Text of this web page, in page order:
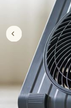
寝具・ベッド
カーテン・ラグ
美容・健康・サ
制服・スクールす
制服・学生服
ジュニア・ティ
大きいサイズ
大きいサイズ通販
大きいサイズ レ
大きいサイズ レ
バーゲン
バーゲンセール
シークレットセー
詳細検索
商品カテゴリ一
カーテン・ラグ
制服・学生服
ジュニア・ティー
大きいサイズ通
大きいサイズ レ
大きいサイズ レ
大きいサイズ メ
バーゲンセール
シークレットセー
詳細検索
商品カテゴリ一
カタログ